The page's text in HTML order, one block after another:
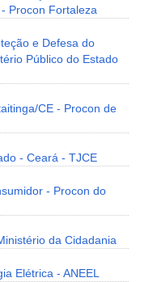
Procon Fortaleza
e Defesa do
Público do Estado
CE - Procon de
- Ceará - TJCE
- Procon do
da Cidadania
Elétrica - ANEEL